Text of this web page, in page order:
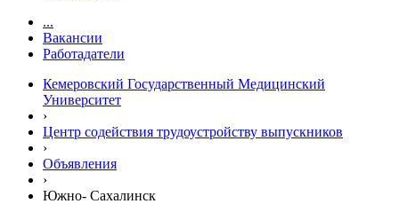
...
Вакансии
Работадатели
Кемеровский Государственный Медицинский
Университет
›
Центр содействия трудоустройству выпускников
›
Объявления
›
Южно- Сахалинск